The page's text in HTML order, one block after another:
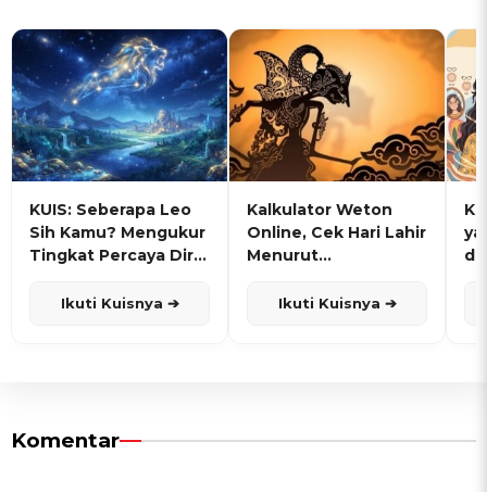
KUIS: Seberapa Leo
Sih Kamu? Mengukur
Tingkat Percaya Diri
Ikuti Kuisnya ➔
Kalkulator Weton
Online, Cek Hari Lahir
Menurut
Ikuti Kuisnya ➔
Komentar